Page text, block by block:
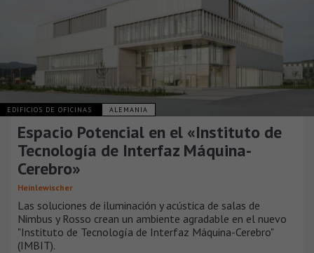
EDIFICIOS DE OFICINAS ALEMANIA
Espacio Potencial en el «Instituto de
Tecnología de Interfaz Máquina-
Cerebro»
Heinlewischer
Las soluciones de iluminación y acústica de salas de
Nimbus y Rosso crean un ambiente agradable en el nuevo
"Instituto de Tecnología de Interfaz Máquina-Cerebro"
(IMBIT).